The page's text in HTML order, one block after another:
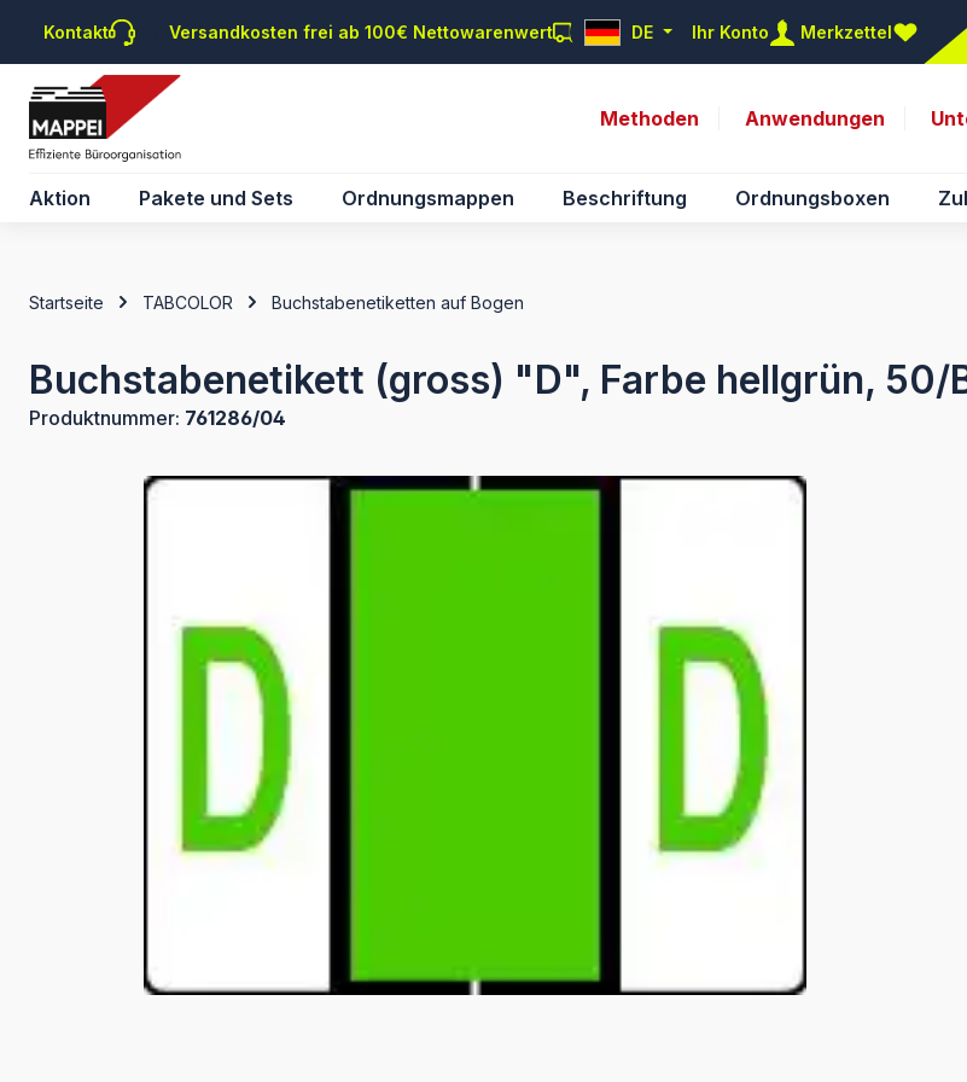
Hauptinhalt springen
Zur Suche springen
Zur Hauptnavigation springen
Kontakt Versandkosten frei ab 100€ Nettowarenwert DE Ihr Konto Merkzettel
Du hast 0
Methoden Anwendungen
Aktion Pakete und Sets Ordnungsmappen Beschriftung Ordnungsboxen
Startseite TABCOLOR Buchstabenetiketten auf Bogen
Buchstabenetikett (gross) "D", Farbe hellgrün, 50/
Produktnummer: 761286/04
Bildergalerie überspringen